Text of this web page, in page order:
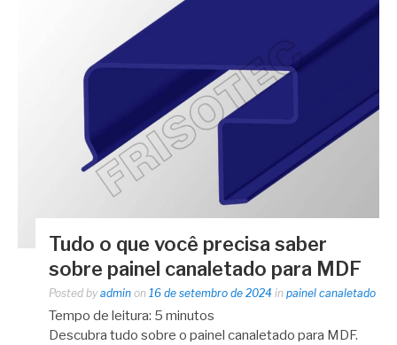
Tudo o que você precisa saber
sobre painel canaletado para MDF
Posted by admin on 16 de setembro de 2024 in painel canaletado
Tempo de leitura: 5 minutos
Descubra tudo sobre o painel canaletado para MDF.